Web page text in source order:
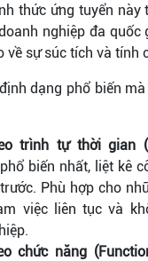
thức ứng tuyển này
nghiệp đa quốc
về sự súc tích và tính
dạng phổ biến
trình tự thời gian
biến nhất, liệt kê
Phù hợp cho
việc liên tục và
chức năng